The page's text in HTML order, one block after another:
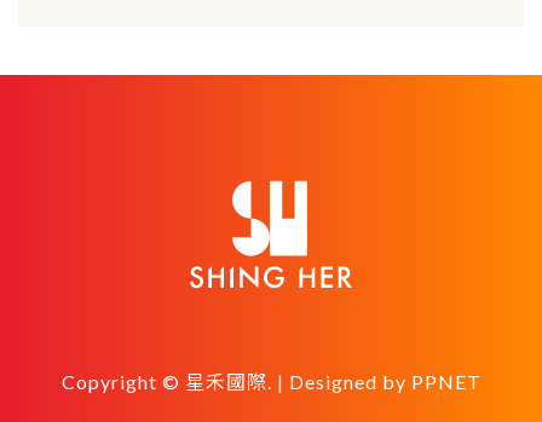
Copyright © 星禾國際. | Designed by PPNET